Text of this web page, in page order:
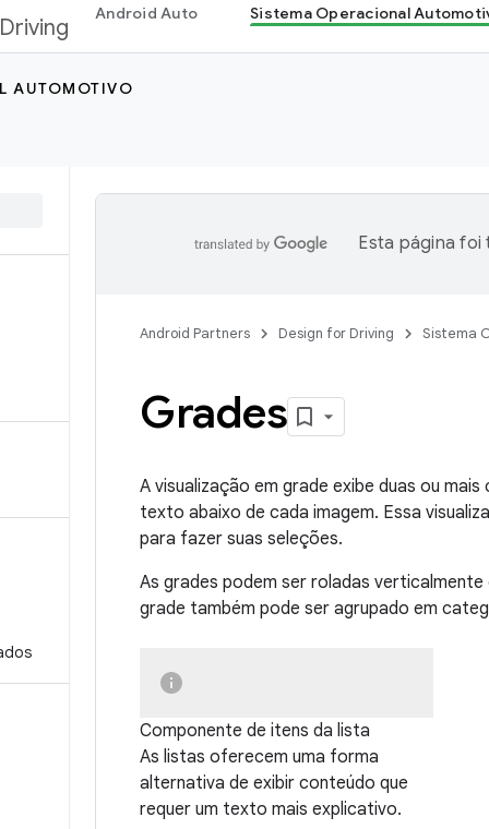
Android Auto Sistema Operacional
AUTOMOTIVO
Esta página foi
Android Partners Design for Driving Sistema
Grades
A visualização em grade exibe duas ou
texto abaixo de cada imagem. Essa
para fazer suas seleções.
As grades podem ser roladas
grade também pode ser agrupado em
Componente de itens da lista
As listas oferecem uma forma
alternativa de exibir conteúdo que
requer um texto mais explicativo.